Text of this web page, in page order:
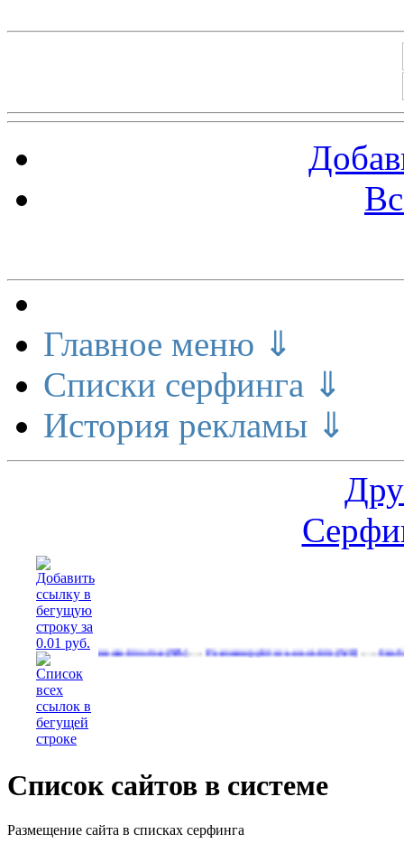
Главное меню ⇓
Списки серфинга ⇓
История рекламы ⇓
денежный поток(585)…Рекламируйтесь на сайте(528)…Свободные
Список сайтов в системе
Размещение сайта в списках серфинга